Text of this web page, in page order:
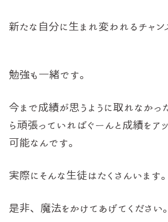
新たな自分に生まれ変われるチャン
勉強も一緒です。
今まで成績が思うように取れなか
ら頑張っていればぐーんと成績をア
可能なんです。
実際にそんな生徒はたくさんいます。
是非、魔法をかけてあげてください。